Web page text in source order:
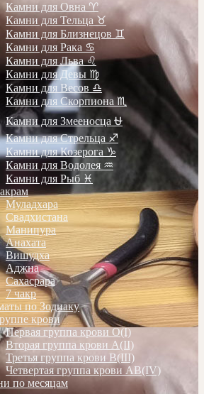
Камни для Овна ♈️
Камни для Тельца ♉️
Камни для Близнецов ♊️
Камни для Рака ♋️
Камни для Льва ♌️
Камни для Девы ♍️
Камни для Весов ♎️
Камни для Скорпиона ♏️
Камни для Змееносца ⛎
Камни для Стрельца ♐️
Камни для Козерога ♑️
Камни для Водолея ♒️
Камни для Рыб ♓️
Муладхара
Свадхистана
Манипура
Анахата
Вишудха
Аджна
Сахасрара
7 чакр
по Зодиаку
крови
Первая группа крови О(I)
Вторая группа крови А(II)
Третья группа крови В(III)
Четвертая группа крови АВ(IV)
по месяцам